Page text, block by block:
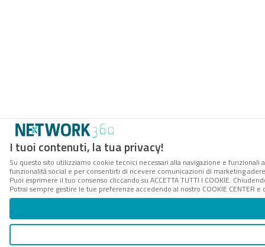
I tuoi contenuti, la tua privacy!
Su questo sito utilizziamo cookie tecnici necessari alla navigazione e
funzionalità social e per consentirti di ricevere comunicazioni di marketing
Puoi esprimere il tuo consenso cliccando su ACCETTA TUTTI I COOKIE.
Potrai sempre gestire le tue preferenze accedendo al nostro COOKIE